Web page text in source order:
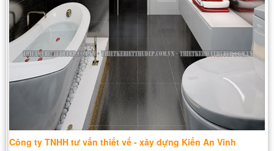
Công ty TNHH tư vấn thiết vế - xây dựng Kiến An Vinh